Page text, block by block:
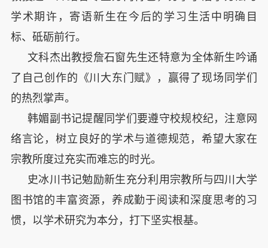
学术期许，寄语新生在今后的学习生活中明确目
标、砥砺前行。
文科杰出教授詹石窗先生还特意为全体新生吟诵
了自己创作的《川大东门赋》，赢得了现场同学们
的热烈掌声。
韩媚副书记提醒同学们要遵守校规校纪，注意网
络言论，树立良好的学术与道德规范，希望大家在
宗教所度过充实而难忘的时光。
史冰川书记勉励新生充分利用宗教所与四川大学
图书馆的丰富资源，养成勤于阅读和深度思考的习
惯，以学术研究为本分，打下坚实根基。